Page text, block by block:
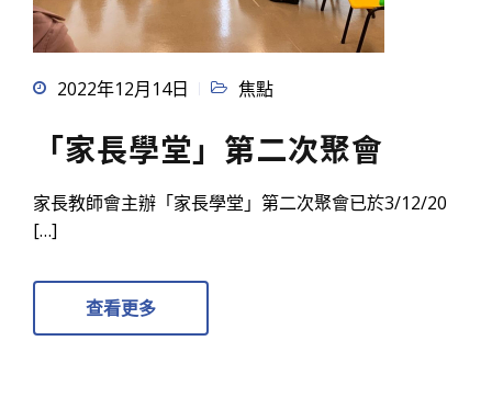
2022年12月14日 焦點
「家長學堂」第二次聚會
家長教師會主辦「家長學堂」第二次聚會已於3/12/20
[…]
查看更多